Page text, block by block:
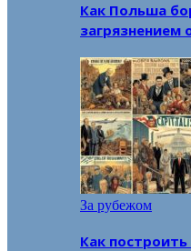
Как Польша
загрязнением
За рубежом
Как построить